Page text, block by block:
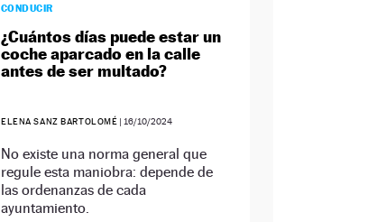
CONDUCIR
¿Cuántos días puede estar un
coche aparcado en la calle
antes de ser multado?
ELENA SANZ BARTOLOMÉ | 16/10/2024
No existe una norma general que
regule esta maniobra: depende de
las ordenanzas de cada
ayuntamiento.